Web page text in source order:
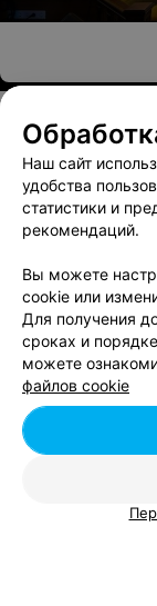
О проекте
Публичный
© 2026 ООО
Наш сайт
удобства
статистики и
рекомендаций.
Вы можете
cookie или
Для получения
сроках и
можете
файлов cookie